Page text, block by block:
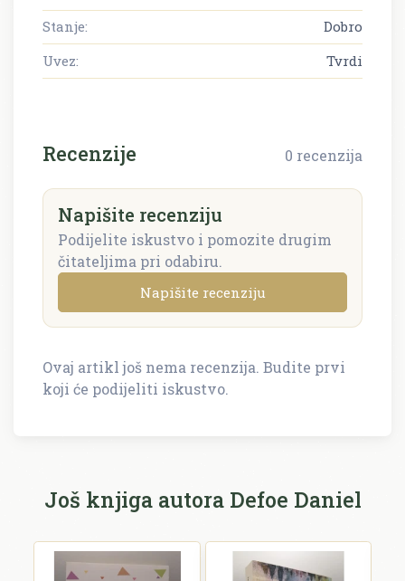
Stanje:
Dobro
Uvez:
Tvrdi
Recenzije 0 recenzija
Napišite recenziju
Podijelite iskustvo i pomozite drugim
čitateljima pri odabiru.
Napišite recenziju
Napišite recenziju
Ovaj artikl još nema recenzija. Budite prvi
koji će podijeliti iskustvo.
Još knjiga autora Defoe Daniel